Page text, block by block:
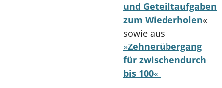
und Geteiltaufgaben
zum Wiederholen«
sowie aus
»Zehnerübergang
für zwischendurch
bis 100«